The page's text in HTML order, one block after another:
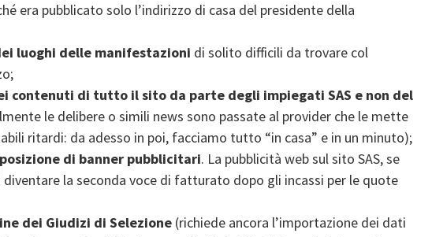
era pubblicato solo l’indirizzo di casa del presidente della
luoghi delle manifestazioni di solito difficili da trovare col
contenuti di tutto il sito da parte degli impiegati SAS e non del
le delibere o simili news sono passate al provider che le mette
ritardi: da adesso in poi, facciamo tutto “in casa” e in un minuto);
di banner pubblicitari. La pubblicità web sul sito SAS, se
diventare la seconda voce di fatturato dopo gli incassi per le quote
dei Giudizi di Selezione (richiede ancora l’importazione dei dati